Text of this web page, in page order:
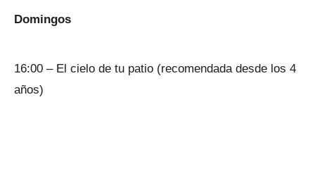
Domingos
16:00 – El cielo de tu patio (recomendada desde los 4
años)